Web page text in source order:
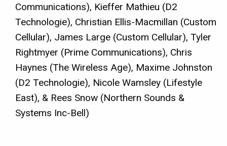
Communications), Kieffer Mathieu (D2
Technologie), Christian Ellis-Macmillan (Custom
Cellular), James Large (Custom Cellular), Tyler
Rightmyer (Prime Communications), Chris
Haynes (The Wireless Age), Maxime Johnston
(D2 Technologie), Nicole Wamsley (Lifestyle
East), & Rees Snow (Northern Sounds &
Systems Inc-Bell)